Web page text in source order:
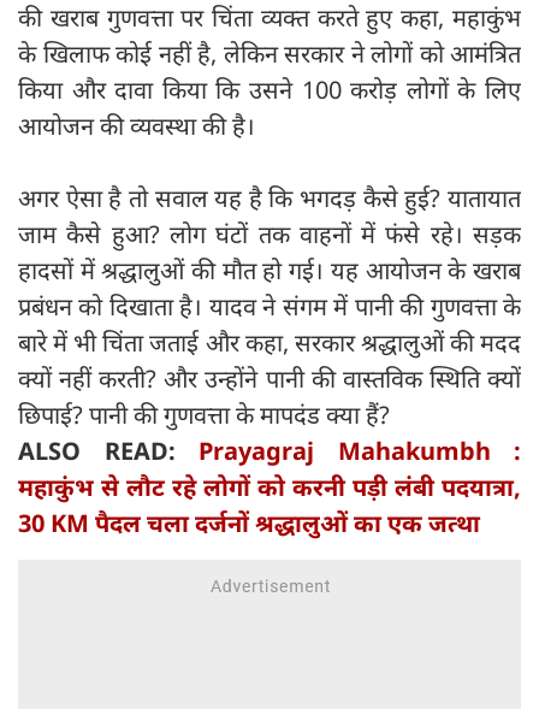
की खराब गुणवत्ता पर चिंता व्यक्त करते हुए कहा, महाकुंभ
के खिलाफ कोई नहीं है, लेकिन सरकार ने लोगों को आमंत्रित
किया और दावा किया कि उसने 100 करोड़ लोगों के लिए
आयोजन की व्यवस्था की है।
अगर ऐसा है तो सवाल यह है कि भगदड़ कैसे हुई? यातायात
जाम कैसे हुआ? लोग घंटों तक वाहनों में फंसे रहे। सड़क
हादसों में श्रद्धालुओं की मौत हो गई। यह आयोजन के खराब
प्रबंधन को दिखाता है। यादव ने संगम में पानी की गुणवत्ता के
बारे में भी चिंता जताई और कहा, सरकार श्रद्धालुओं की मदद
क्यों नहीं करती? और उन्होंने पानी की वास्तविक स्थिति क्यों
छिपाई? पानी की गुणवत्ता के मापदंड क्या हैं?
ALSO READ: Prayagraj Mahakumbh :
महाकुंभ से लौट रहे लोगों को करनी पड़ी लंबी पदयात्रा,
30 KM पैदल चला दर्जनों श्रद्धालुओं का एक जत्था